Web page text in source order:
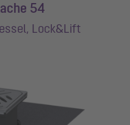
54
Lock&Lift